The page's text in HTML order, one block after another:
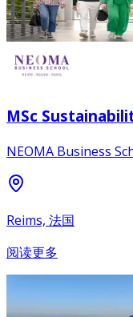
MSc
NEOMA Business
Reims, 法国
阅读更多